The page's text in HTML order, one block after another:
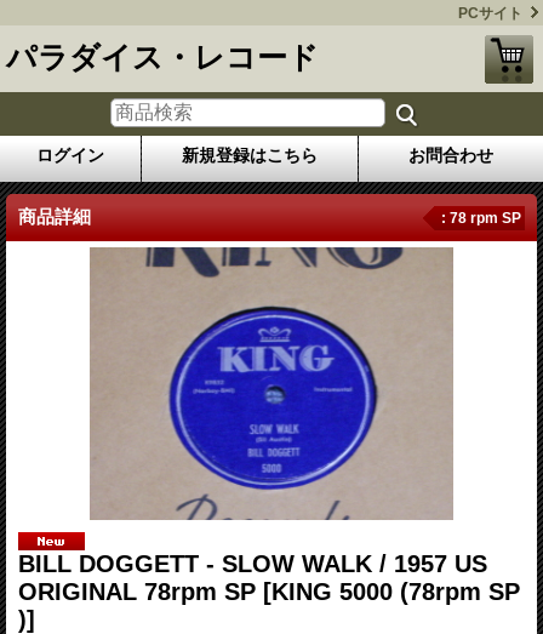
PCサイト
パラダイス・レコード
ログイン 新規登録はこちら お問合わせ
商品詳細 : 78 rpm SP
BILL DOGGETT - SLOW WALK / 1957 US
ORIGINAL 78rpm SP [KING 5000 (78rpm SP
)]